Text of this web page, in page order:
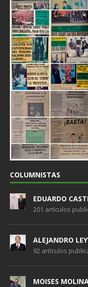
COLUMNISTAS
EDUARDO
201 artículos
ALEJANDRO
92 artículos
MOISES